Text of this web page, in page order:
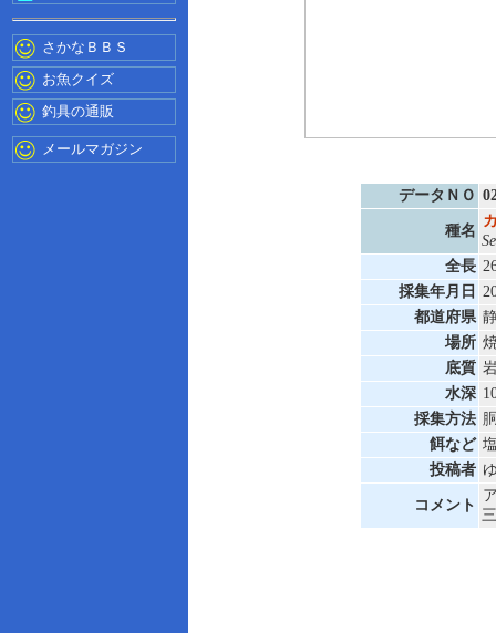
さかなＢＢＳ
お魚クイズ
釣具の通販
メールマガジン
データＮＯ
種名
全長
採集年月日
都道府県
場所
底質
水深
採集方法
餌など
投稿者
コメント